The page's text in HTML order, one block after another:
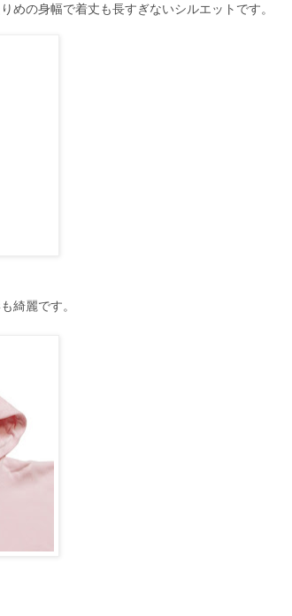
めの身幅で着丈も長すぎないシルエットです。
綺麗です。